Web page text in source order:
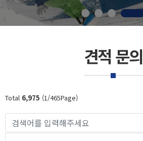
견적 문의
Total 6,975 (1/465Page)
게시물 검색